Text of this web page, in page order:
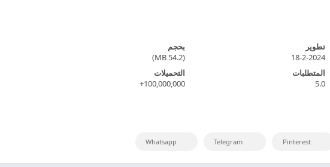
تطوير
18-2-2024
بحجم
(54.2 MB)
المتطلبات
5.0
التحميلات
100,000,000+
Pinterest
Telegram
Whatsapp